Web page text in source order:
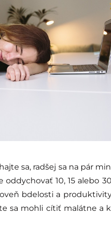
sa, radšej sa na pár
10, 15 alebo
bdelosti a
sa mohli cítiť malátne a